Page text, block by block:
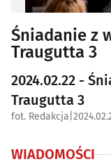
Śniadanie z
Traugutta 3
2024.02.22 -
Traugutta 3
fot. Redakcja
WIADOMOŚCI